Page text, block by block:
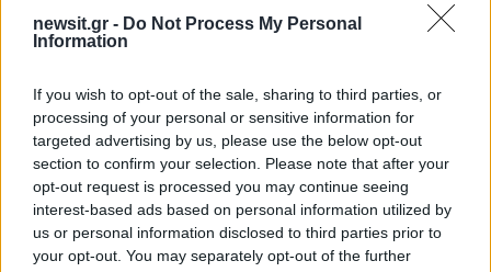
newsit.gr - Do Not Process My Personal
Information
If you wish to opt-out of the sale, sharing to third parties, or
processing of your personal or sensitive information for
targeted advertising by us, please use the below opt-out
section to confirm your selection. Please note that after your
opt-out request is processed you may continue seeing
interest-based ads based on personal information utilized by
us or personal information disclosed to third parties prior to
your opt-out. You may separately opt-out of the further
Αν τα χάσατε
Ανανεώθηκε πριν
2 ώρες